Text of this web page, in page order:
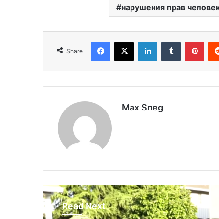
нарушения прав
Share
Max Sneg
Read Next